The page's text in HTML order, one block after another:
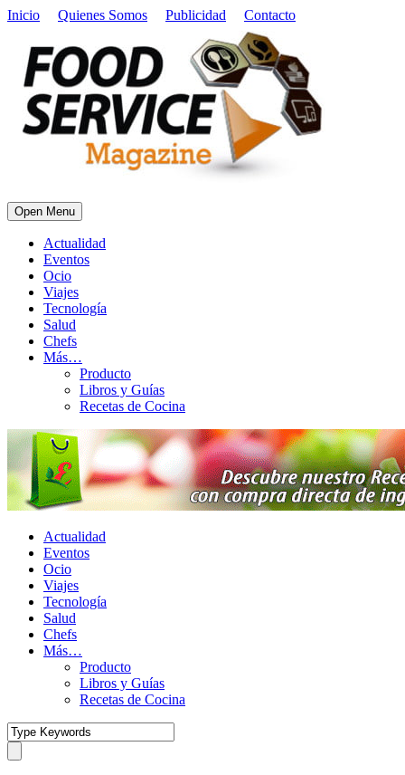
Inicio Quienes Somos Publicidad Contacto
Open Menu
Actualidad
Eventos
Ocio
Viajes
Tecnología
Salud
Chefs
Más…
Producto
Libros y Guías
Recetas de Cocina
Actualidad
Eventos
Ocio
Viajes
Tecnología
Salud
Chefs
Más…
Producto
Libros y Guías
Recetas de Cocina